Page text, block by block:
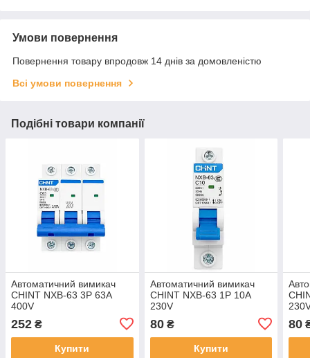
Умови повернення
Повернення товару впродовж 14 днів за домовленістю
Всі умови повернення
Подібні товари компанії
Автоматичний вимикач
CHINT NXB-63 3P 63A
400V
252 ₴
Купити
Автоматичний вимикач
CHINT NXB-63 1P 10A
230V
80₴
Купити
80